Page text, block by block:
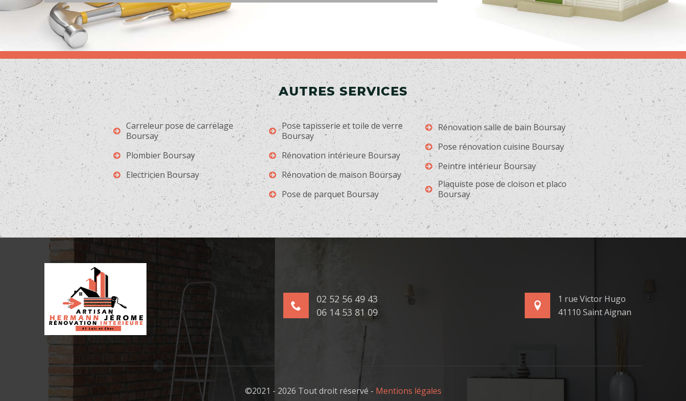
AUTRES SERVICES
Carreleur pose de carrelage
Boursay
Plombier Boursay
Electricien Boursay
Pose tapisserie et toile de verre
Boursay
Rénovation intérieure Boursay
Rénovation de maison Boursay
Pose de parquet Boursay
Rénovation salle de bain Boursay
Pose rénovation cuisine Boursay
Peintre intérieur Boursay
Plaquiste pose de cloison et placo
Boursay
02 52 56 49 43
06 14 53 81 09
1 rue Victor Hugo
41110 Saint Aignan
©2021 - 2026 Tout droit réservé - Mentions légales